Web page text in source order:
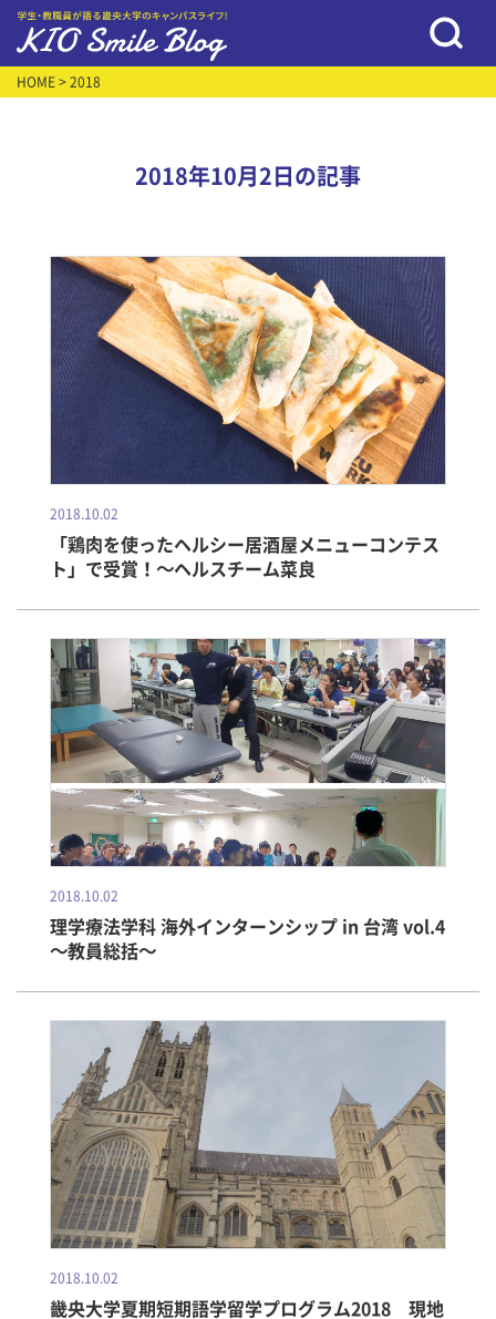
HOME > 2018
2018年10月2日の記事
2018.10.02
「鶏肉を使ったヘルシー居酒屋メニューコンテス
ト」で受賞！～ヘルスチーム菜良
2018.10.02
理学療法学科 海外インターンシップ in 台湾 vol.4
～教員総括～
2018.10.02
畿央大学夏期短期語学留学プログラム2018 現地